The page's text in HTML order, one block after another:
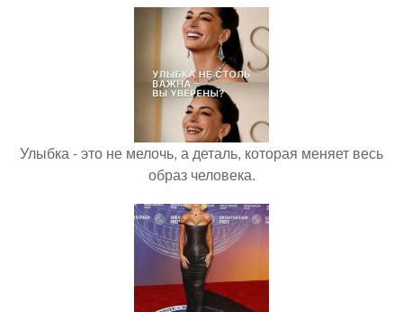
Улыбка - это не мелочь, а деталь, которая меняет весь
образ человека.